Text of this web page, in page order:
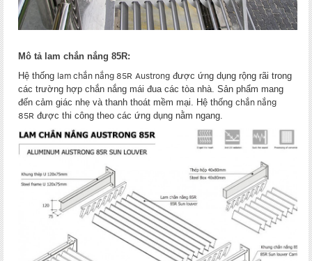
Mô tả lam chắn nắng 85R:
Hệ thống lam chắn nắng 85R Austrong được ứng dụng rộng rãi trong
các trường hợp chắn nắng mái đua các tòa nhà. Sản phẩm mang
đến cảm giác nhẹ và thanh thoát mềm mại. Hệ thống chắn nắng
85R được thi công theo các ứng dụng nằm ngang.